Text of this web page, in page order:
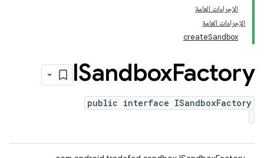
الإجراءات العامة
الإجراءات العامة
createSandbox
ISandboxFactory
public interface ISandboxFactory